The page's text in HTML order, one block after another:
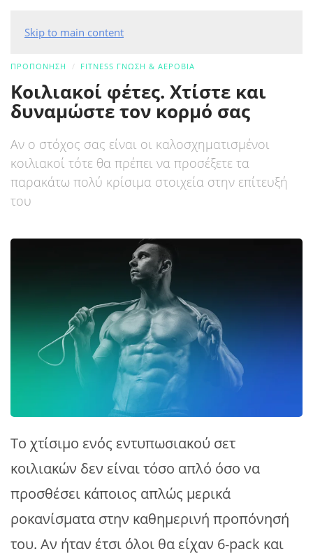
Skip to main content
ΠΡΟΠΟΝΗΣΗ FITNESS ΓΝΏΣΗ & ΑΕΡΌΒΙΑ
Κοιλιακοί φέτες. Χτίστε και
δυναμώστε τον κορμό σας
Αν ο στόχος σας είναι οι καλοσχηματισμένοι
κοιλιακοί τότε θα πρέπει να προσέξετε τα
παρακάτω πολύ κρίσιμα στοιχεία στην επίτευξή
του
Το χτίσιμο ενός εντυπωσιακού σετ
κοιλιακών δεν είναι τόσο απλό όσο να
προσθέσει κάποιος απλώς μερικά
ροκανίσματα στην καθημερινή προπόνησή
του. Αν ήταν έτσι όλοι θα είχαν 6-pack και